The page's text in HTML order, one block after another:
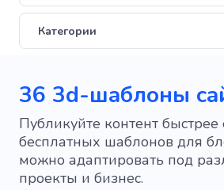
Категории
36 3d-шаблоны
Публикуйте контент
бесплатных шаблонов для
можно адаптировать под
проекты и бизнес.